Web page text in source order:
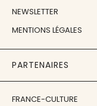
NEWSLETTER
MENTIONS LÉGALES
PARTENAIRES
FRANCE-CULTURE